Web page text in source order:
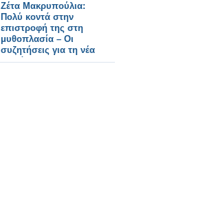
Ζέτα Μακρυπούλια:
Πολύ κοντά στην
επιστροφή της στη
μυθοπλασία – Οι
συζητήσεις για τη νέα
σειρά του ΑΝΤ1